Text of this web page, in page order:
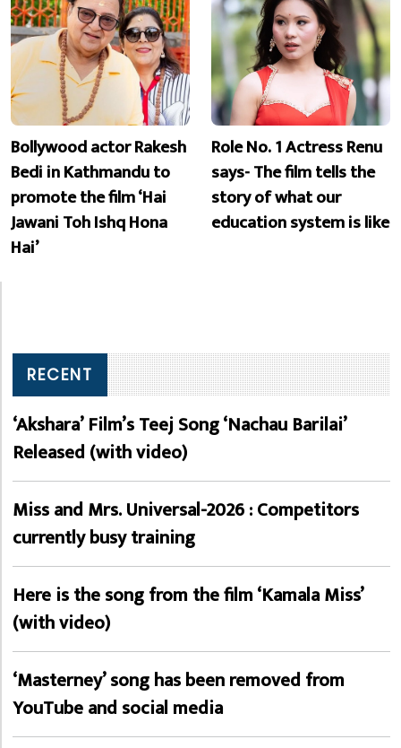
Bollywood actor Rakesh
Bedi in Kathmandu to
promote the film ‘Hai
Jawani Toh Ishq Hona
Hai’
Role No. 1 Actress Renu
says- The film tells the
story of what our
education system is like
RECENT
‘Akshara’ Film’s Teej Song ‘Nachau Barilai’
Released (with video)
Miss and Mrs. Universal-2026 : Competitors
currently busy training
Here is the song from the film ‘Kamala Miss’
(with video)
‘Masterney’ song has been removed from
YouTube and social media